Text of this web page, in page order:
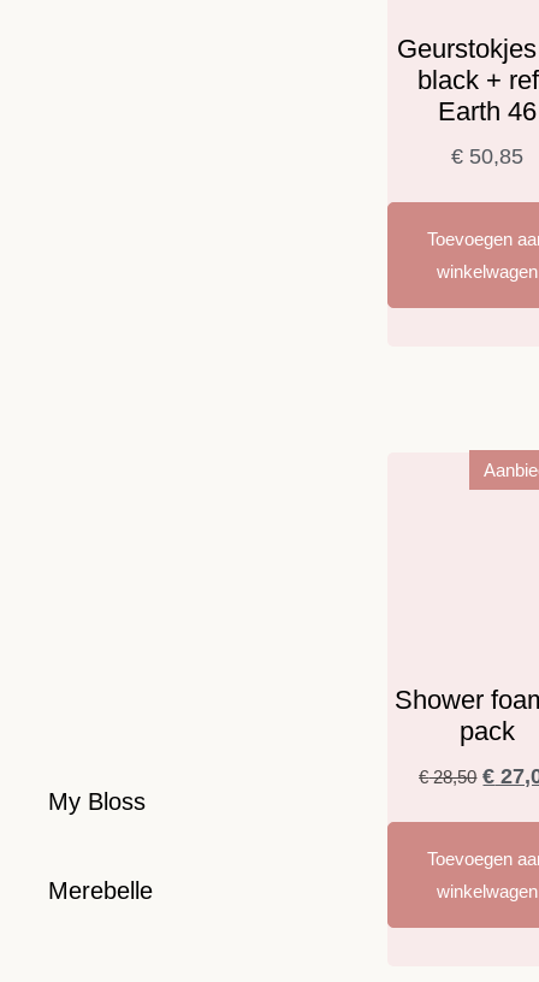
My Bloss
Merebelle
black +
Earth 46
€50,85
Toevoegen
winkelwagen
Shower
pack
€28,50 €
Toevoegen
winkelwagen